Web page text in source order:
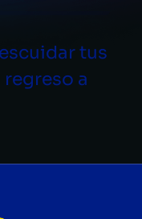
tus
a